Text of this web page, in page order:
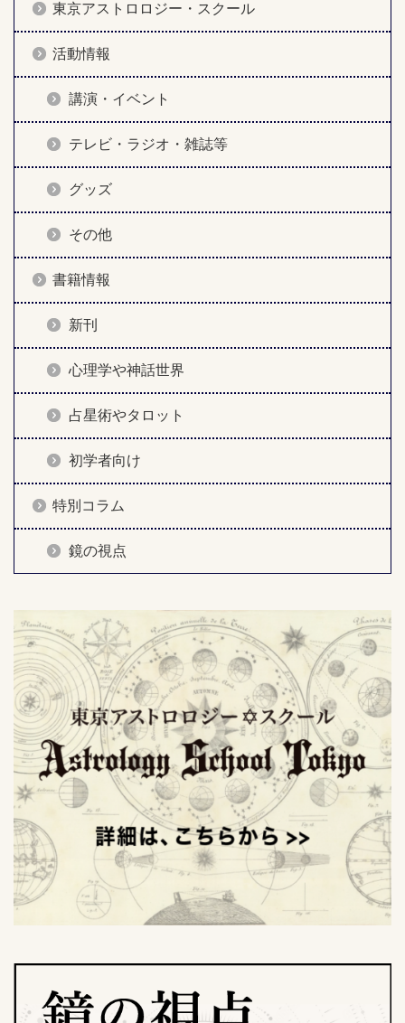
東京アストロロジー・スクール
活動情報
講演・イベント
テレビ・ラジオ・雑誌等
グッズ
その他
書籍情報
新刊
心理学や神話世界
占星術やタロット
初学者向け
特別コラム
鏡の視点